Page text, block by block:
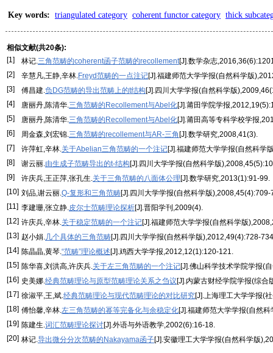
Key words: triangulated category coherent functor category thick
相似文献(共20条):
[1]
林记.三角范畴的coherent函子范畴的recollement[J].数学杂志
[2]
辛慧凡,王静,辛林.Freyd范畴的一点注记[J].福建师范大学学报(自然科学版
[3]
傅昌建.负DG范畴的导出范畴上的t结构[J].四川大学学报(自然科学版
[4]
唐丽丹,陈清华.三角范畴的Recollement与Abel化[J].莆田学院学报
[5]
唐丽丹,陈清华.三角范畴的Recollement与Abel化[J].莆田高等专科学校学报
[6]
周金森,刘宏锦.三角范畴的recollement与AR-三角 [J].数学研究,2008,41(3).
[7]
许萍虹,辛林.关于Abelian三角范畴的一个注记[J].福建师范大学学报(自然科学
[8]
谢云丽.由生成子范畴导出的t-结构[J].四川大学学报(自然科学版
[9]
许庆兵,王正萍,张孔生.关于三角范畴的八面体公理[J].数学研究,2013(1):91-99.
[10] 刘品,谢云丽.Q-复形和三角范畴[J].四川大学学报(自然科学版),2008,45(4):709-
[11] 李建珊,张立静.皮尔士范畴理论探析[J].晋阳学刊,2009(4).
[12] 许庆兵,辛林.关于稳定范畴的一个注记[J].福建师范大学学报(自然科学版
[13] 赵小娟.几个具体的三角范畴[J].四川大学学报(自然科学版),2012,49(4):728-
[14] 陈晶晶,黄琴.“范畴”理论概述[J].鸡西大学学报,2012,12(1):120-121.
[15] 陈华喜,刘洪高,许庆兵.关于左三角范畴的一个注记[J].佛山科学技术学院学报(
[16] 史美娜.经典范畴理论与原型范畴理论关系之刍议[J].内蒙古财经学院学报(综合
[17] 徐淑平,王,斌.经典范畴理论与现代范畴理论的对比研究[J].上海理工大学学报(
[18] 傅怡馨,辛林.左三角范畴的幂等完备化与余稳定化[J].福建师范大学学报(自然
[19] 陈建生.词汇范畴理论探讨[J].外语与外语教学,2002(6):16-18.
[20] 林记.导出微分分次范畴的Nakayama函子[J].安徽理工大学学报(自然科学版